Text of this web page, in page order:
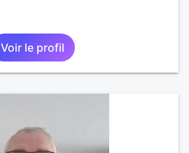
Voir le profil